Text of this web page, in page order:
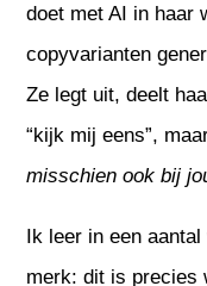
doet met AI in haar
copyvarianten
Ze legt uit, deelt
“kijk mij eens”,
misschien ook bij
Ik leer in een
merk: dit is precies